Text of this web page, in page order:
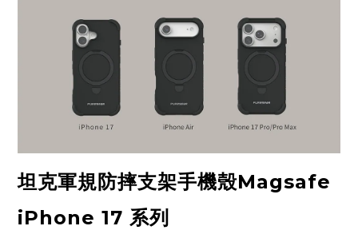
坦克軍規防摔支架手機殼Magsafe
iPhone 17 系列